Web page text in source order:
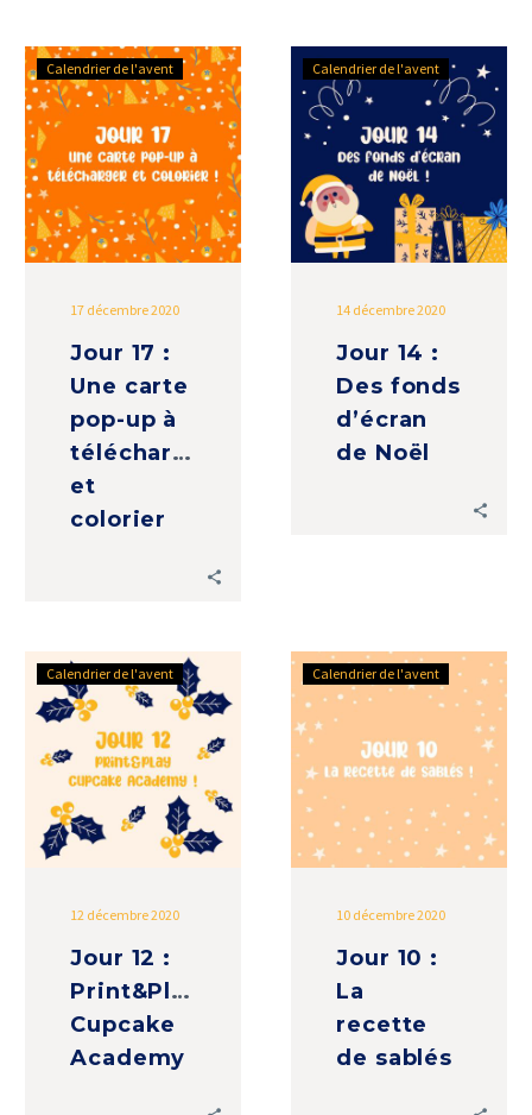
Jour
17
:
Une
carte
pop-
up
à
colorier
Calendrier de l'avent
17 décembre 2020
Jour 17 :
Une carte
pop-up à
télécharger
et
colorier
Jour
Des
fonds
d’écran
de
Noël
Calendrier de l'avent
14 décembre 2020
Jour 14 :
Des fonds
d’écran
de Noël
Jour
12
Print&Play
Cupcake
Academy
Calendrier de l'avent
12 décembre 2020
Jour 12 :
Print&Play
Cupcake
Academy
Jour
10
La
recette
de
sablés
Calendrier de l'avent
10 décembre 2020
Jour 10 :
La
recette
de sablés